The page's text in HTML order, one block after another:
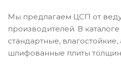
Мы предлагаем ЦСП от
производителей. В
стандартные,
шлифованные плиты